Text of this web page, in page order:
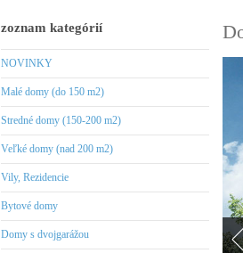
zoznam kategórií
NOVINKY
Malé domy (do 150 m2)
Stredné domy (150-200 m2)
Veľké domy (nad 200 m2)
Vily, Rezidencie
Bytové domy
Domy s dvojgarážou